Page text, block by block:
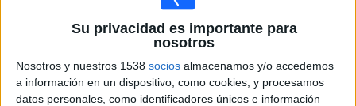
Su privacidad es importante para
nosotros
Nosotros y nuestros 1538 socios almacenamos y/o accedemos
a información en un dispositivo, como cookies, y procesamos
datos personales, como identificadores únicos e información
13:30
Coppa Italia
2ª Ronda